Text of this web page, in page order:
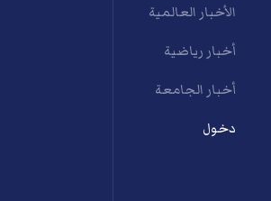
الأخبار العالمية
أخبار رياضية
أخبار الجامعة
دخول